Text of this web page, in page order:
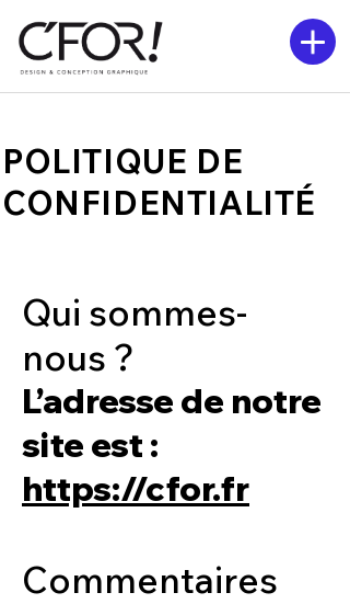
POLITIQUE DE
CONFIDENTIALITÉ
Qui sommes-
nous ?
L’adresse de notre
site est :
https://cfor.fr
Commentaires